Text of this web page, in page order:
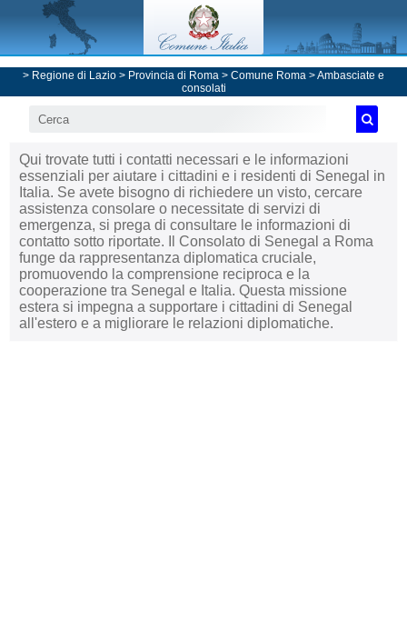
> Regione di Lazio > Provincia di Roma > Comune Roma >Ambasciate e
consolati
Qui trovate tutti i contatti necessari e le informazioni
essenziali per aiutare i cittadini e i residenti di Senegal in
Italia. Se avete bisogno di richiedere un visto, cercare
assistenza consolare o necessitate di servizi di
emergenza, si prega di consultare le informazioni di
contatto sotto riportate. Il Consolato di Senegal a Roma
funge da rappresentanza diplomatica cruciale,
promuovendo la comprensione reciproca e la
cooperazione tra Senegal e Italia. Questa missione
estera si impegna a supportare i cittadini di Senegal
all'estero e a migliorare le relazioni diplomatiche.